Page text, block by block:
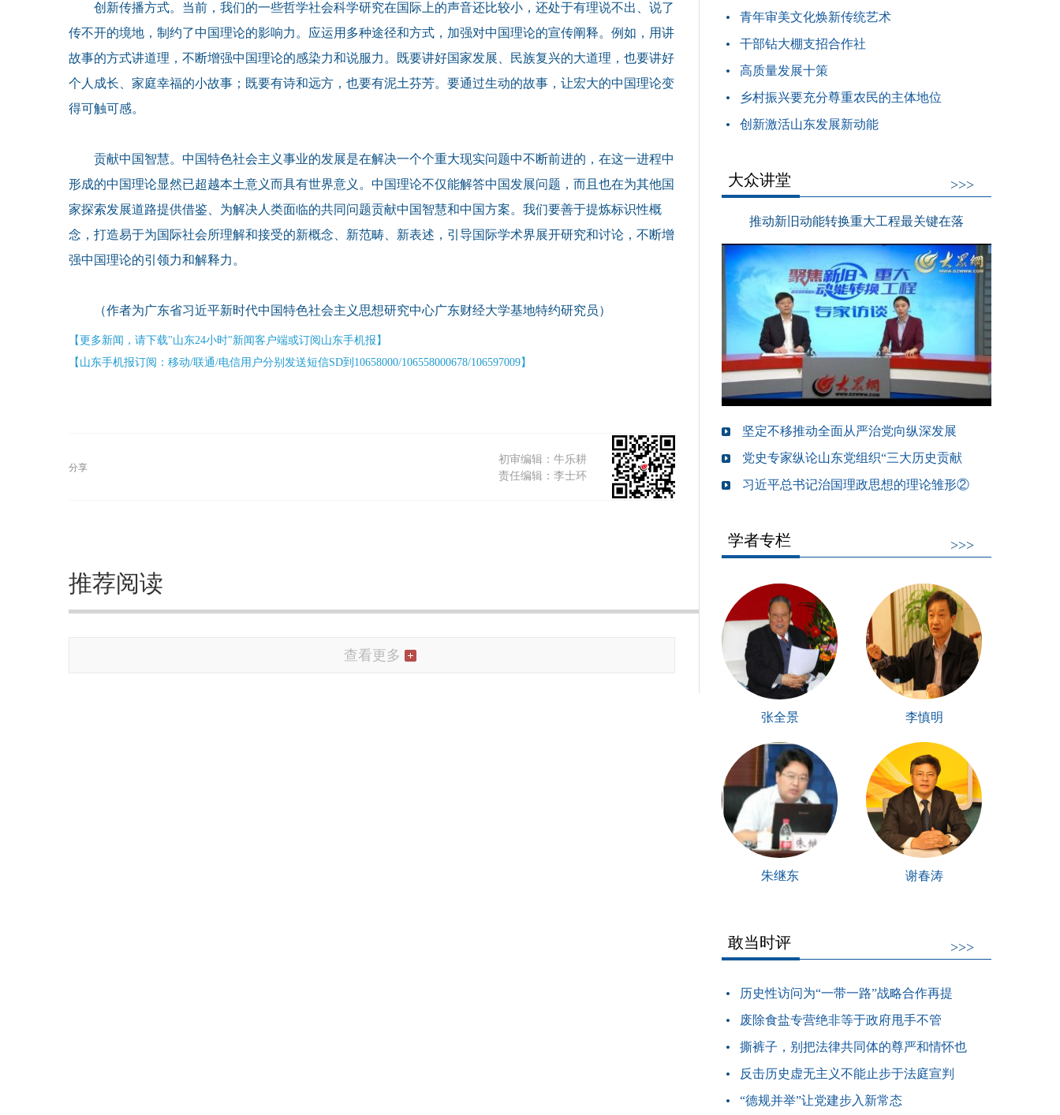
创新传播方式。当前，我们的一些哲学社会科学研究在国际上的声音还比较小，还处于有理说不出、说了
传不开的境地，制约了中国理论的影响力。应运用多种途径和方式，加强对中国理论的宣传阐释。例如，用讲
故事的方式讲道理，不断增强中国理论的感染力和说服力。既要讲好国家发展、民族复兴的大道理，也要讲好
个人成长、家庭幸福的小故事；既要有诗和远方，也要有泥土芬芳。要通过生动的故事，让宏大的中国理论变
得可触可感。
贡献中国智慧。中国特色社会主义事业的发展是在解决一个个重大现实问题中不断前进的，在这一进程中
形成的中国理论显然已超越本土意义而具有世界意义。中国理论不仅能解答中国发展问题，而且也在为其他国
家探索发展道路提供借鉴、为解决人类面临的共同问题贡献中国智慧和中国方案。我们要善于提炼标识性概
念，打造易于为国际社会所理解和接受的新概念、新范畴、新表述，引导国际学术界展开研究和讨论，不断增
强中国理论的引领力和解释力。
（作者为广东省习近平新时代中国特色社会主义思想研究中心广东财经大学基地特约研究员）
【更多新闻，请下载"山东24小时"新闻客户端或订阅山东手机报】
【山东手机报订阅：移动/联通/电信用户分别发送短信SD到10658000/106558000678/106597009】
分享
初审编辑：牛乐耕
责任编辑：李士环
推荐阅读
查看更多
青年审美文化焕新传统艺术
干部钻大棚支招合作社
高质量发展十策
乡村振兴要充分尊重农民的主体地位
创新激活山东发展新动能
大众讲堂 >>>
推动新旧动能转换重大工程最关键在落
坚定不移推动全面从严治党向纵深发展
党史专家纵论山东党组织“三大历史贡献
习近平总书记治国理政思想的理论雏形②
学者专栏 >>>
张全景 李慎明
朱继东 谢春涛
敢当时评 >>>
历史性访问为“一带一路”战略合作再提
废除食盐专营绝非等于政府甩手不管
撕裤子，别把法律共同体的尊严和情怀也
反击历史虚无主义不能止步于法庭宣判
“德规并举”让党建步入新常态